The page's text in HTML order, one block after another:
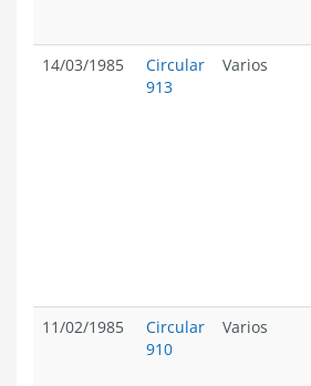
14/03/1985
Circular
913
Varios
11/02/1985
Circular
910
Varios